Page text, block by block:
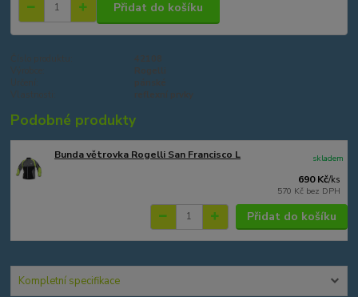
Přidat do košíku
Podobné produkty
Bunda větrovka Rogelli San Francisco L
690 Kč/ks
570 Kč bez DPH
skladem
Přidat do košíku
Kompletní specifikace